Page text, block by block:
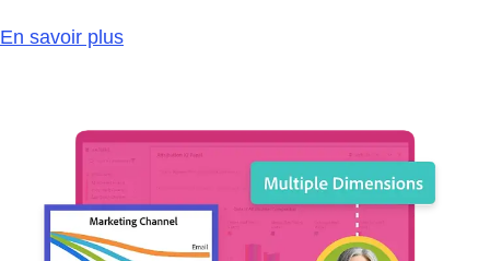
En savoir plus